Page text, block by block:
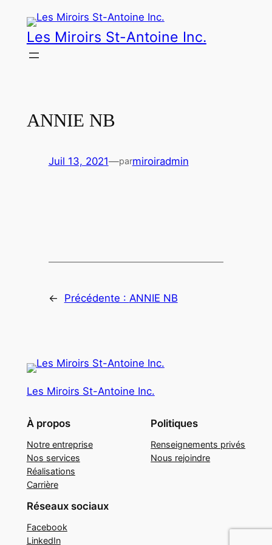
contenuLes Miroirs St-Antoine Inc.
ANNIE NB
Juil 13, 2021—parmiroiradmin
← Précédente : ANNIE NB
Les Miroirs St-Antoine Inc.
À propos
Notre entreprise
Nos services
Réalisations
Carrière
Politiques
Renseignements privés
Nous rejoindre
Réseaux sociaux
Facebook
LinkedIn